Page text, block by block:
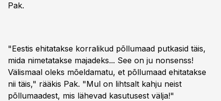
Pak.
"Eestis ehitatakse korralikud põllumaad putkasid täis,
mida nimetatakse majadeks... See on ju nonsenss!
Välismaal oleks mõeldamatu, et põllumaad ehitatakse
nii täis," rääkis Pak. "Mul on lihtsalt kahju neist
põllumaadest, mis lähevad kasutusest välja!"